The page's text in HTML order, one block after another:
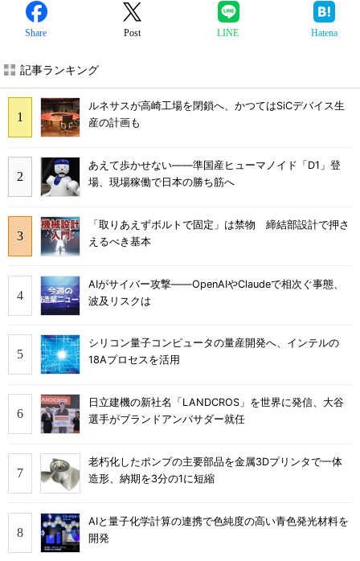
Share Post LINE Hatena
記事ランキング
ルネサスが高崎工場を閉鎖へ、かつてはSiCデバイス生
産の計画も
あえて歩かせない――準国産ヒューマノイド「D1」登
場、現場稼働で日本の勝ち筋へ
「取りあえずボルトで固定」は禁物 締結部設計で押さ
えるべき基本
AIがサイバー攻撃――OpenAIやClaudeで相次ぐ事態、
波及リスクは
シリコン量子コンピュータの量産開発へ、インテルの
18Aプロセスを活用
日立建機の新社名「LANDCROS」を世界に発信、大谷
選手がブランドアンバサダー就任
老朽化したポンプの主要部品を金属3Dプリンタで一体
造形、納期を3分の1に短縮
AIと量子化学計算の連携で色純度の高い青色発光材料を
開発